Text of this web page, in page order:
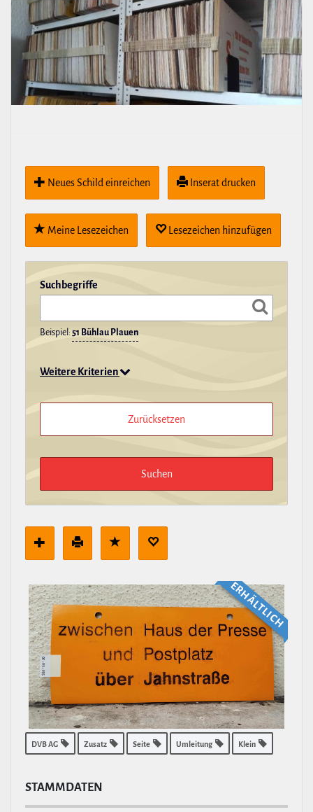
Neues Schild ein­rei­chen Inserat drucken
Meine Lese­zei­chen Lese­zei­chen hin­zu­fügen
Such­be­griffe
Beispiel: 51 Bühlau Plauen
Weitere Kriterien
ERHÄLT­LICH
DVB AG Zusatz Seite Umleitung Klein
STAMM­DATEN